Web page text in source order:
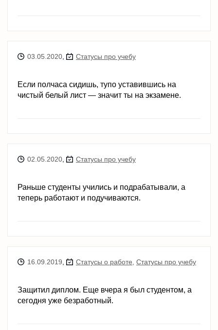
03.05.2020 Статусы про учебу
Если полчаса сидишь, тупо уставившись на
чистый белый лист — значит ты на экзамене.
02.05.2020 Статусы про учебу
Раньше студенты учились и подрабатывали, а
теперь работают и подучиваются.
16.09.2019 Статусы о работе Статусы про учебу
Защитил диплом. Еще вчера я был студентом, а
сегодня уже безработный.